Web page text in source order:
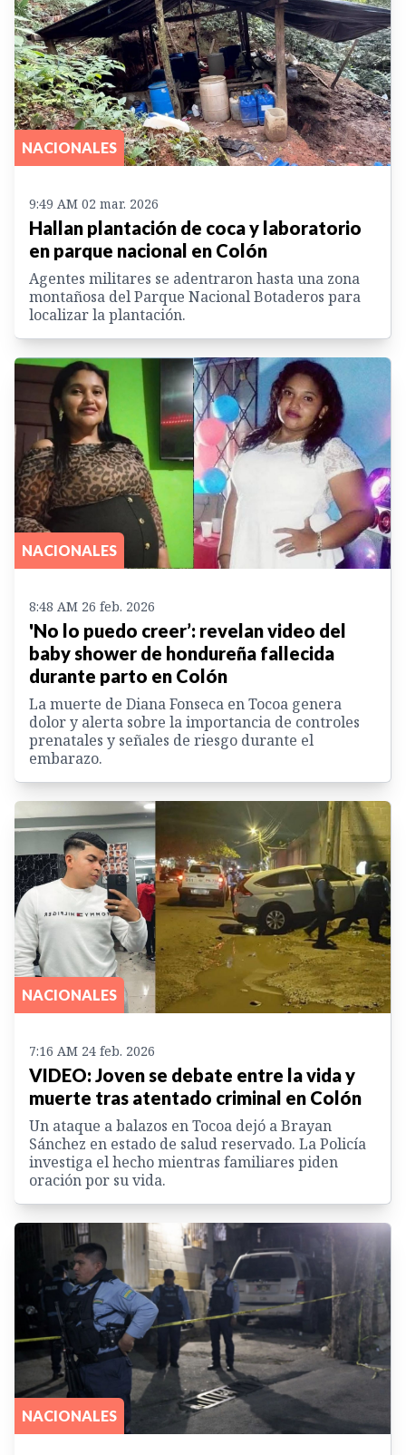
NACIONALES
9:49 AM 02 mar. 2026
Hallan plantación de coca y laboratorio
en parque nacional en Colón
Agentes militares se adentraron hasta una zona
montañosa del Parque Nacional Botaderos para
localizar la plantación.
NACIONALES
8:48 AM 26 feb. 2026
'No lo puedo creer’: revelan video del
baby shower de hondureña fallecida
durante parto en Colón
La muerte de Diana Fonseca en Tocoa genera
dolor y alerta sobre la importancia de controles
prenatales y señales de riesgo durante el
embarazo.
NACIONALES
7:16 AM 24 feb. 2026
VIDEO: Joven se debate entre la vida y
muerte tras atentado criminal en Colón
Un ataque a balazos en Tocoa dejó a Brayan
Sánchez en estado de salud reservado. La Policía
investiga el hecho mientras familiares piden
oración por su vida.
NACIONALES